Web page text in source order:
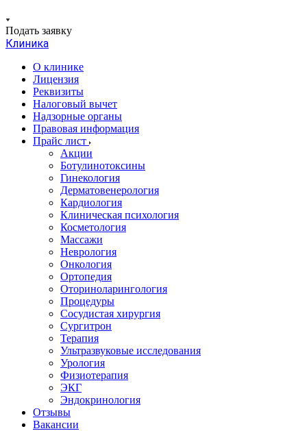
Подать заявку
Клиника
О клинике
Лицензия
Реквизиты
Налоговый вычет
Надзорные органы
Правовая информация
Прайс лист
Акции
Ботулинотоксины
Гинекология
Дерматовенерология
Кардиология
Клиническая психология
Косметология
Массажи
Неврология
Онкология
Ортопедия
Оториноларингология
Процедуры
Сосудистая хирургия
Сургитрон
Терапия
Ультразвуковые исследования
Урология
Физиотерапия
ЭКГ
Эндокринология
Отзывы
Вакансии